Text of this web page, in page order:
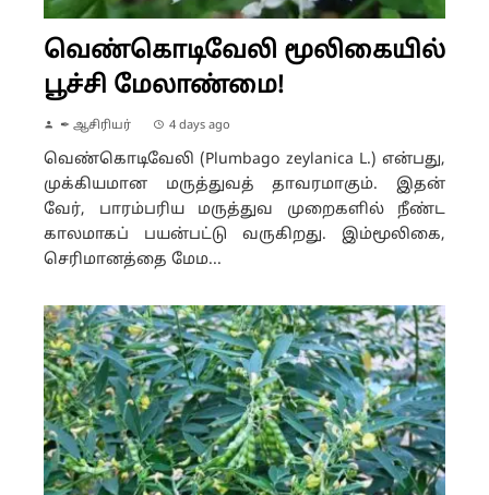
வெண்கொடிவேலி மூலிகையில்
பூச்சி மேலாண்மை!
✒ ஆசிரியர் 4 days ago
வெண்கொடிவேலி (Plumbago zeylanica L.) என்பது,
முக்கியமான மருத்துவத் தாவரமாகும். இதன்
வேர், பாரம்பரிய மருத்துவ முறைகளில் நீண்ட
காலமாகப் பயன்பட்டு வருகிறது. இம்மூலிகை,
செரிமானத்தை மேம...